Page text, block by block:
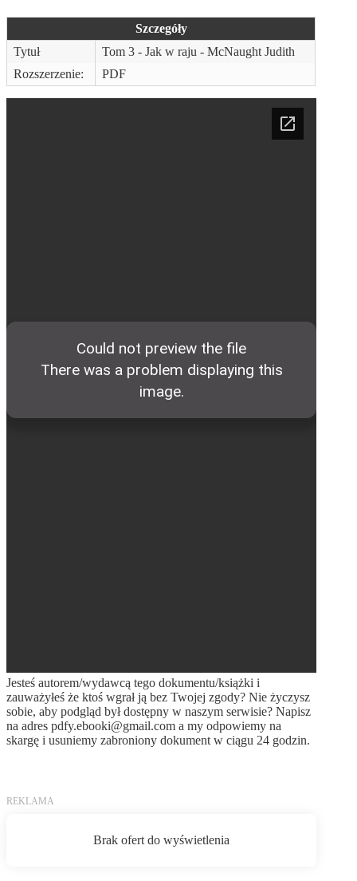
Szczegóły
Tytuł
Tom 3 - Jak w raju - McNaught Judith
Rozszerzenie:
PDF
Jesteś autorem/wydawcą tego dokumentu/książki i
zauważyłeś że ktoś wgrał ją bez Twojej zgody? Nie życzysz
sobie, aby podgląd był dostępny w naszym serwisie? Napisz
na adres pdfy.ebooki@gmail.com a my odpowiemy na
skargę i usuniemy zabroniony dokument w ciągu 24 godzin.